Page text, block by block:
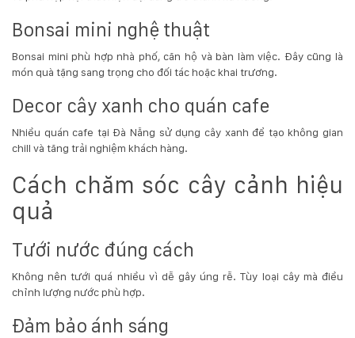
Bonsai mini nghệ thuật
Bonsai mini phù hợp nhà phố, căn hộ và bàn làm việc. Đây cũng là
món quà tặng sang trọng cho đối tác hoặc khai trương.
Decor cây xanh cho quán cafe
Nhiều quán cafe tại Đà Nẵng sử dụng cây xanh để tạo không gian
chill và tăng trải nghiệm khách hàng.
Cách chăm sóc cây cảnh hiệu
quả
Tưới nước đúng cách
Không nên tưới quá nhiều vì dễ gây úng rễ. Tùy loại cây mà điều
chỉnh lượng nước phù hợp.
Đảm bảo ánh sáng